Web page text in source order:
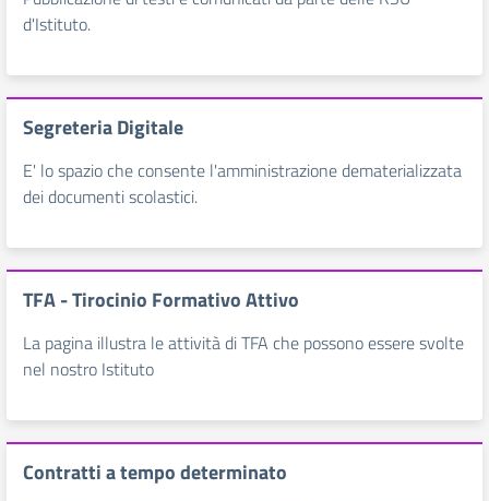
d'Istituto.
Segreteria Digitale
E' lo spazio che consente l'amministrazione dematerializzata
dei documenti scolastici.
TFA - Tirocinio Formativo Attivo
La pagina illustra le attività di TFA che possono essere svolte
nel nostro Istituto
Contratti a tempo determinato